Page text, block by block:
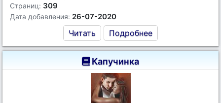
Страниц: 309
Дата добавления: 26-07-2020
Читать Подробнее
Капучинка